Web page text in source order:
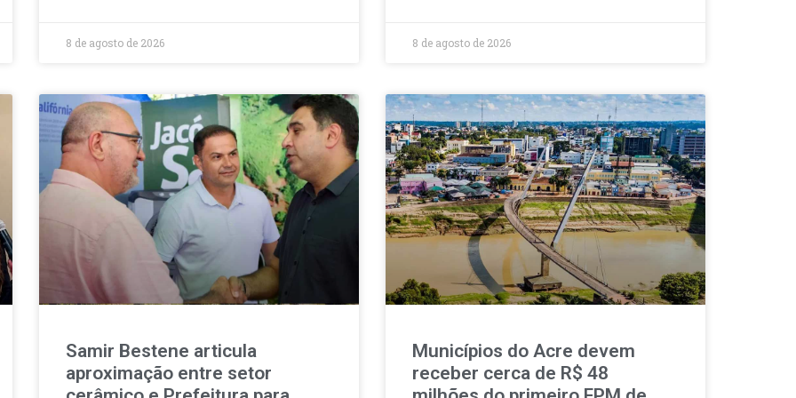
8 de agosto de 2026 8 de agosto de 2026
Samir Bestene articula
aproximação entre setor
Municípios do Acre devem
receber cerca de R$ 48